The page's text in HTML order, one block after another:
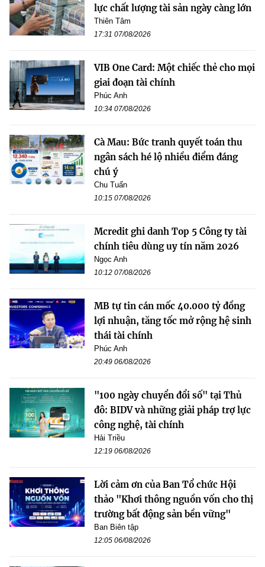
lực chất lượng tài sản ngày càng lớn
Thiên Tâm
17:31 07/08/2026
VIB One Card: Một chiếc thẻ cho mọi
giai đoạn tài chính
Phúc Anh
10:34 07/08/2026
Cà Mau: Bức tranh quyết toán thu
ngân sách hé lộ nhiều điểm đáng
chú ý
Chu Tuấn
10:15 07/08/2026
Mcredit ghi danh Top 5 Công ty tài
chính tiêu dùng uy tín năm 2026
Ngọc Anh
10:12 07/08/2026
MB tự tin cán mốc 40.000 tỷ đồng
lợi nhuận, tăng tốc mở rộng hệ sinh
thái tài chính
Phúc Anh
20:49 06/08/2026
"100 ngày chuyển đổi số" tại Thủ
đô: BIDV và những giải pháp trợ lực
công nghệ, tài chính
Hải Triều
12:19 06/08/2026
Lời cảm ơn của Ban Tổ chức Hội
thảo "Khơi thông nguồn vốn cho thị
trường bất động sản bền vững"
Ban Biên tập
12:05 06/08/2026